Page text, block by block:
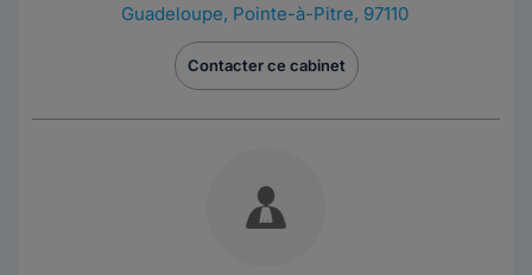
Guadeloupe, Pointe-à-Pitre, 97110
Contacter ce cabinet